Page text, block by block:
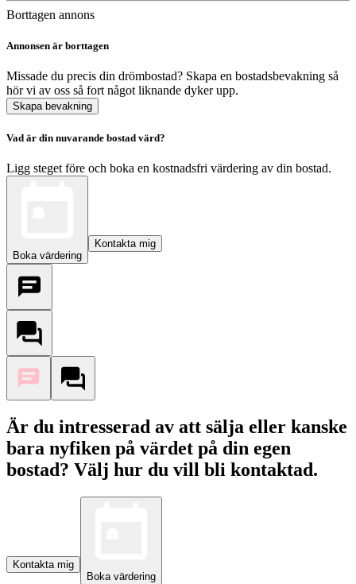
Borttagen annons
Annonsen är borttagen
Missade du precis din drömbostad? Skapa en bostadsbevakning så
hör vi av oss så fort något liknande dyker upp.
Skapa bevakning
Vad är din nuvarande bostad värd?
Ligg steget före och boka en kostnadsfri värdering av din bostad.
Boka värdering
Kontakta mig
Är du intresserad av att sälja eller kanske
bara nyfiken på värdet på din egen
bostad? Välj hur du vill bli kontaktad.
Kontakta mig
Boka värdering